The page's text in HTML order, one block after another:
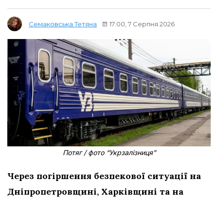
Семаковська Тетяна 17:00, 7 Серпня 2026
Потяг / фото “Укрзалізниця”
Через погіршення безпекової ситуації на
Дніпропетровщині, Харківщині та на